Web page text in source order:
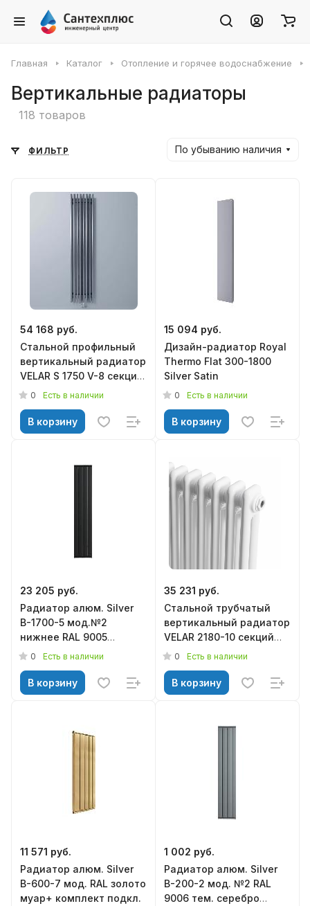
Главная Каталог Отопление и горячее водоснабжение
Вертикальные радиаторы
118 товаров
ФИЛЬТР По убыванию наличия
54 168 руб.
Стальной профильный
вертикальный радиатор
VELAR S 1750 V-8 секций
нижнее подключение
термостатического
клапана
0 Есть в наличии
В корзину
15 094 руб.
Дизайн-радиатор Royal
Thermo Flat 300-1800
Silver Satin
0 Есть в наличии
В корзину
23 205 руб.
Радиатор алюм. Silver
B-1700-5 мод.№2
нижнее RAL 9005
муар+комплект подкл.
0 Есть в наличии
В корзину
35 231 руб.
Стальной трубчатый
вертикальный радиатор
VELAR 2180-10 секций
В50 1/2 (WHR 117/1019
термостатического
клапана
0 Есть в наличии
В корзину
11 571 руб.
Радиатор алюм. Silver
B-600-7 мод. RAL золото
муар+ комплект подкл.
1 002 руб.
Радиатор алюм. Silver
B-200-2 мод. №2 RAL
9006 тем. серебро